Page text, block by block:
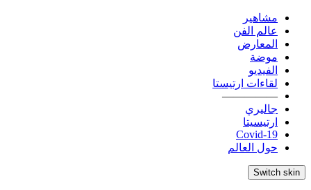
مشاهير
عالم الفن
المعارض
موضة
الفيديو
لقاءات ارتيستا
—————
جاليري
ارتيسيتا
Covid-19
حول العالم
Switch skin